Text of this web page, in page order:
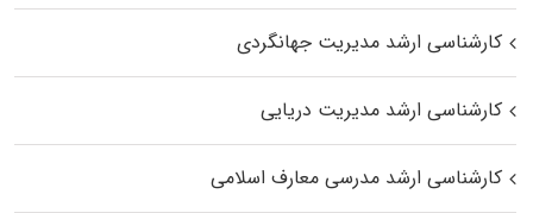
کارشناسی ارشد مدیریت جهانگردی
کارشناسی ارشد مدیریت دریایی
کارشناسی ارشد مدرسی معارف اسلامی